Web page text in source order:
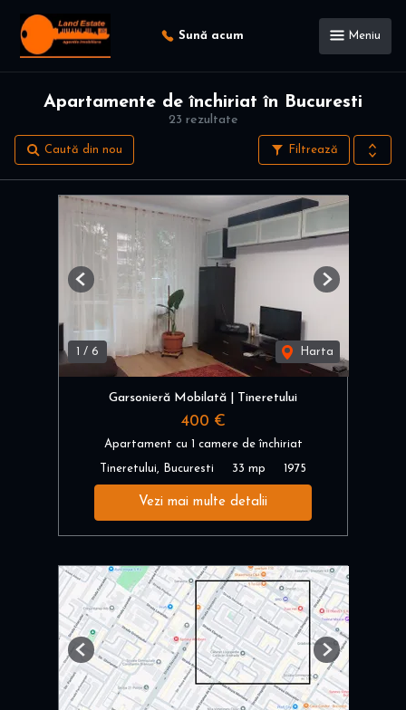
Sună acum Meniu
23 rezultate
Apartamente de închiriat în Bucuresti
Filtrează
Caută din nou
1 / 6 Harta
Previous Next
Garsonieră Mobilată | Tineretului
400 €
Apartament cu 1 camere de închiriat
Tineretului, Bucuresti 33 mp 1975
Vezi mai multe detalii
Previous Next